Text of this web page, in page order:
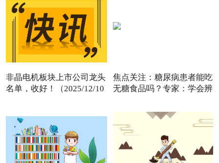
非晶电机板块上市公司龙头
名单，收好！（2025/12/10
焦点关注：糖尿病患者能吃
无糖食品吗？专家：学会辨